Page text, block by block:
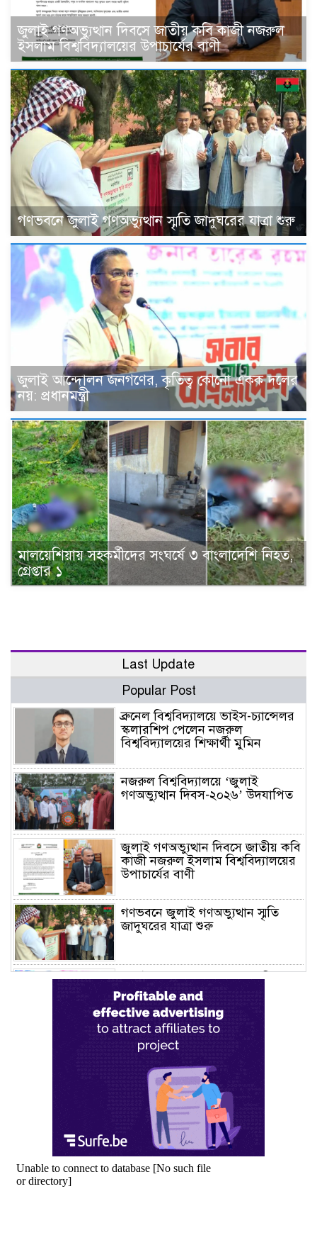
জুলাই গণঅভ্যুত্থান দিবসে জাতীয় কবি কাজী নজরুল
ইসলাম বিশ্ববিদ্যালয়ের উপাচার্যের বাণী
গণভবনে জুলাই গণঅভ্যুত্থান স্মৃতি জাদুঘরের যাত্রা শুরু
জুলাই আন্দোলন জনগণের, কৃতিত্ব কোনো একক দলের
নয়: প্রধানমন্ত্রী
মালয়েশিয়ায় সহকর্মীদের সংঘর্ষে ৩ বাংলাদেশি নিহত,
গ্রেপ্তার ১
Last Update
Popular Post
ব্রুনেল বিশ্ববিদ্যালয়ে ভাইস-চ্যান্সেলর
স্কলারশিপ পেলেন নজরুল
বিশ্ববিদ্যালয়ের শিক্ষার্থী মুমিন
নজরুল বিশ্ববিদ্যালয়ে ‘জুলাই
গণঅভ্যুত্থান দিবস-২০২৬’ উদযাপিত
জুলাই গণঅভ্যুত্থান দিবসে জাতীয় কবি
কাজী নজরুল ইসলাম বিশ্ববিদ্যালয়ের
উপাচার্যের বাণী
গণভবনে জুলাই গণঅভ্যুত্থান স্মৃতি
জাদুঘরের যাত্রা শুরু
জুলাই আন্দোলন জনগণের, কৃতিত্ব
কোনো একক দলের নয়: প্রধানমন্ত্রী
মালয়েশিয়ায় সহকর্মীদের সংঘর্ষে ৩
বাংলাদেশি নিহত, গ্রেপ্তার ১
শহীদের আত্মত্যাগে গড়া জাতীয় ঐক্য
রক্ষা করতে হবে : প্রধানমন্ত্রী
সাভারে এমপি ও তাঁর স্ত্রীকে